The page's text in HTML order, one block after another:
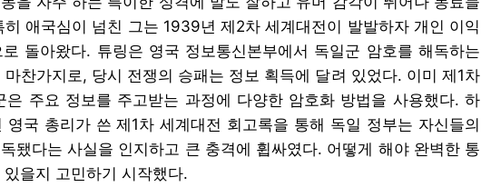
애국심이 넘친 그는 1939년 제2차 세계대전이 발발하자 개인 이익
돌아왔다. 튜링은 영국 정보통신본부에서 독일군 암호를 해독하는
찬가지로, 당시 전쟁의 승패는 정보 획득에 달려 있었다. 이미 제1차
은 주요 정보를 주고받는 과정에 다양한 암호화 방법을 사용했다. 하
영국 총리가 쓴 제1차 세계대전 회고록을 통해 독일 정부는 자신들의
됐다는 사실을 인지하고 큰 충격에 휩싸였다. 어떻게 해야 완벽한 통
을지 고민하기 시작했다.